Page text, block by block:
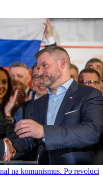
na komunismus. Po revoluci